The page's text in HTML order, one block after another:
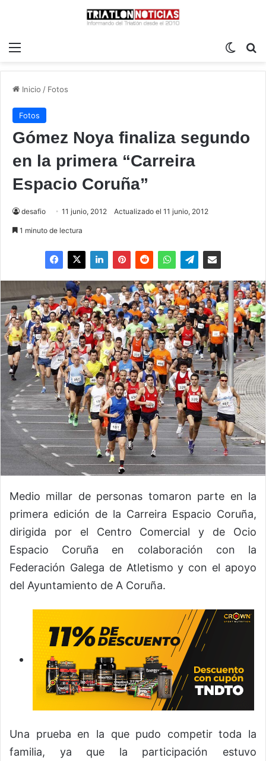
Inicio / Fotos
Fotos
Gómez Noya finaliza segundo
en la primera “Carreira
Espacio Coruña”
desafio 11 junio, 2012 Actualizado el 11 junio, 2012
1 minuto de lectura
Medio millar de personas tomaron parte en la
primera edición de la Carreira Espacio Coruña,
dirigida por el Centro Comercial y de Ocio
Espacio Coruña en colaboración con la
Federación Galega de Atletismo y con el apoyo
del Ayuntamiento de A Coruña.
Una prueba en la que pudo competir toda la
familia, ya que la participación estuvo